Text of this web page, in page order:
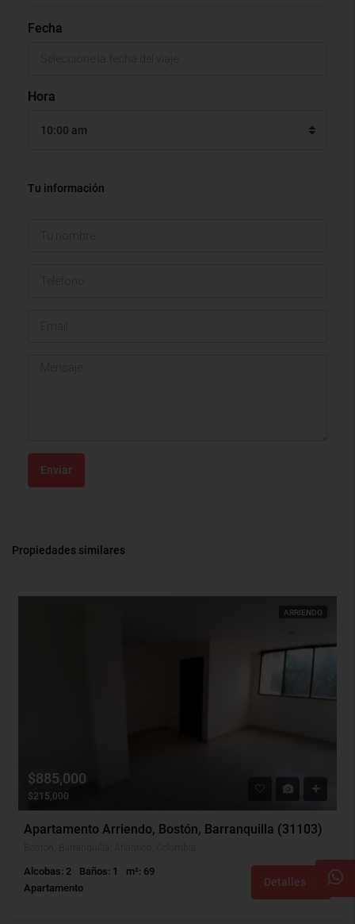
Fecha
Hora
10:00 am
Tu información
Enviar
Propiedades similares
ARRIENDO
$885,000
$215,000
Apartamento Arriendo, Bostón, Barranquilla (31103)
Alcobas: 2 Baños: 1
m²: 69
Apartamento
Detalles